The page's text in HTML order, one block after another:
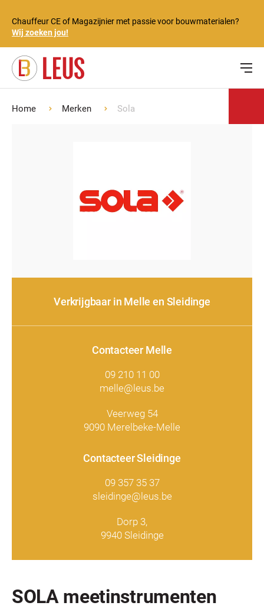
Chauffeur CE of Magazijnier met passie voor bouwmaterialen?
Wij zoeken jou!
Home Merken Sola
SOLA meetinstrumenten
Verkrijgbaar in Melle en Sleidinge
Contacteer Melle
09 210 11 00
melle@leus.be
Veerweg 54
9090 Merelbeke-Melle
Contacteer Sleidinge
09 357 35 37
sleidinge@leus.be
Dorp 3,
9940 Sleidinge